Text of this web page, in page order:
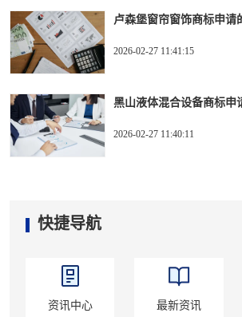
卢森堡窗帘窗饰商标申请
2026-02-27 11:41:15
黑山液体混合设备商标申
2026-02-27 11:40:11
快捷导航
资讯中心 最新资讯